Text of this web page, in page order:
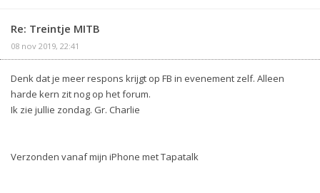
Re: Treintje MITB
08 nov 2019, 22:41
Denk dat je meer respons krijgt op FB in evenement zelf. Alleen
harde kern zit nog op het forum.
Ik zie jullie zondag. Gr. Charlie
Verzonden vanaf mijn iPhone met Tapatalk